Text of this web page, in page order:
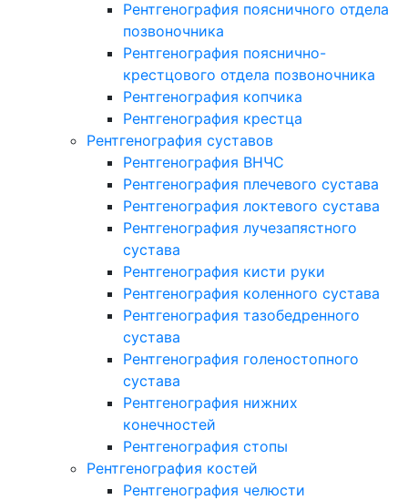
Рентгенография поясничного отдела
позвоночника
Рентгенография пояснично-
крестцового отдела позвоночника
Рентгенография копчика
Рентгенография крестца
Рентгенография суставов
Рентгенография ВНЧС
Рентгенография плечевого сустава
Рентгенография локтевого сустава
Рентгенография лучезапястного
сустава
Рентгенография кисти руки
Рентгенография коленного сустава
Рентгенография тазобедренного
сустава
Рентгенография голеностопного
сустава
Рентгенография нижних
конечностей
Рентгенография стопы
Рентгенография костей
Рентгенография челюсти